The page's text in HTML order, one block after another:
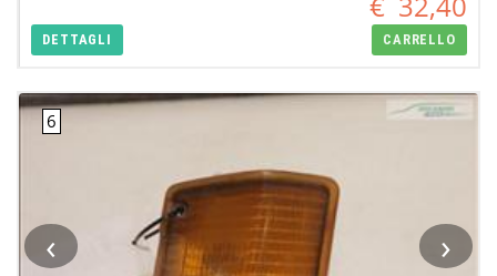
DETTAGLI CARRELLO
‹ ›